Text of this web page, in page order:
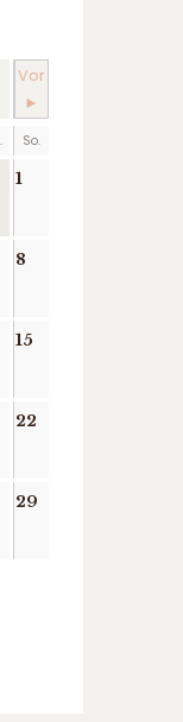
Vor
►
So.
1
8
15
22
29